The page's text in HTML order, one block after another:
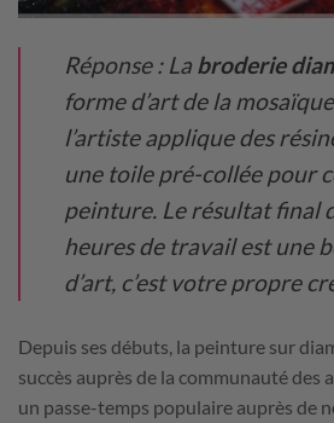
Réponse : La broderie
forme d’art de la
l’artiste applique des
une toile pré-collée pour
peinture. Le résultat final
heures de travail est une
d’art, c’est votre propre
Depuis ses débuts, la peinture sur
succès auprès de la communauté des
un passe-temps populaire auprès de